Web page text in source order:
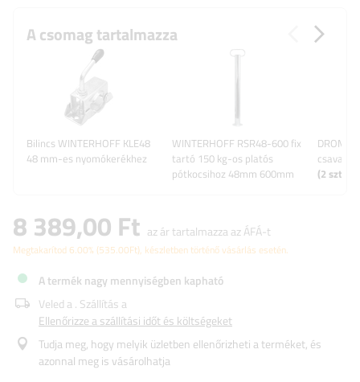
A csomag tartalmazza
Bilincs WINTERHOFF KLE48
48 mm-es nyomókerékhez
WINTERHOFF RSR48-600 fix
tartó 150 kg-os platós
pótkocsihoz 48mm 600mm
csavar
(2 szt.)
8 389,00 Ft az ár tartalmazza az ÁFÁ-t
Megtakarítod 6.00% (535.00Ft), készletben történő vásárlás esetén.
A termék nagy mennyiségben kapható
Veled a. Szállítás a
Ellenőrizze a szállítási időt és költségeket
Tudja meg, hogy melyik üzletben ellenőrizheti a terméket, és
azonnal meg is vásárolhatja